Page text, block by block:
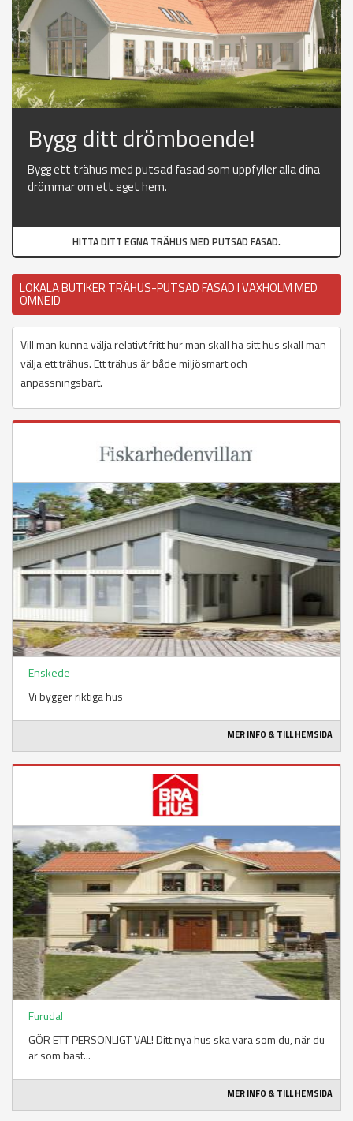
Bygg ditt drömboende!
Bygg ett trähus med putsad fasad som uppfyller alla dina
drömmar om ett eget hem.
HITTA DITT EGNA TRÄHUS MED PUTSAD FASAD.
LOKALA BUTIKER TRÄHUS-PUTSAD FASAD I VAXHOLM MED
OMNEJD
Vill man kunna välja relativt fritt hur man skall ha sitt hus skall man
välja ett trähus. Ett trähus är både miljösmart och
anpassningsbart.
Enskede
Vi bygger riktiga hus
MER INFO & TILL HEMSIDA
Furudal
GÖR ETT PERSONLIGT VAL! Ditt nya hus ska vara som du, när du
är som bäst...
MER INFO & TILL HEMSIDA